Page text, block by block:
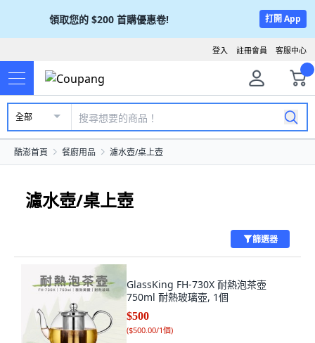
領取您的 $200 首購優惠卷! 打開 App
客服中心
註冊會員
登入
全部
酷澎首頁 餐廚用品 濾水壺/桌上壺
濾水壺/桌上壺
篩選器
GlassKing FH-730X 耐熱泡茶壺
750ml 耐熱玻璃壺, 1個
$500
($500.00/1個)